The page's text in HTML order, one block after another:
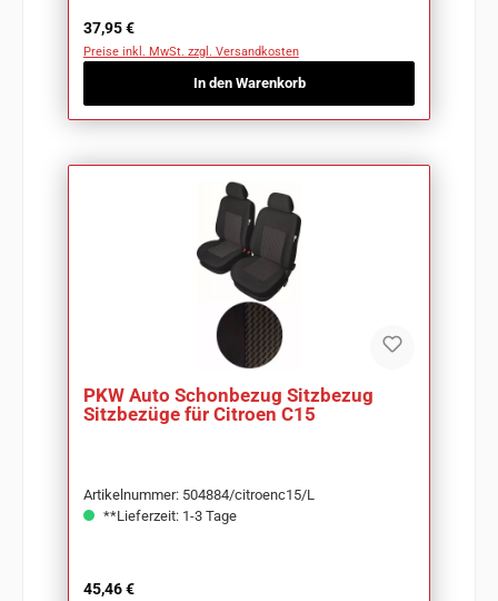
Regulärer Preis:
37,95 €
Preise inkl. MwSt. zzgl. Versandkosten
In den Warenkorb
PKW Auto Schonbezug Sitzbezug
Sitzbezüge für Citroen C15
Artikelnummer: 504884/citroenc15/L
**Lieferzeit: 1-3 Tage
Regulärer Preis:
45,46 €